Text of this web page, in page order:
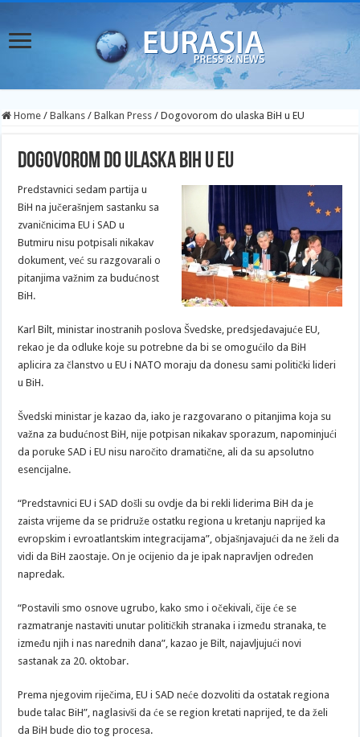
Home / Balkans / Balkan Press / Dogovorom do ulaska BiH u EU
Dogovorom do ulaska BiH u EU
Predstavnici sedam partija u
BiH na jučerašnjem sastanku sa
zvaničnicima EU i SAD u
Butmiru nisu potpisali nikakav
dokument, već su razgovarali o
pitanjima važnim za budućnost
BiH.
Karl Bilt, ministar inostranih poslova Švedske, predsjedavajuće EU,
rekao je da odluke koje su potrebne da bi se omogućilo da BiH
aplicira za članstvo u EU i NATO moraju da donesu sami politički lideri
u BiH.
Švedski ministar je kazao da, iako je razgovarano o pitanjima koja su
važna za budućnost BiH, nije potpisan nikakav sporazum, napominjući
da poruke SAD i EU nisu naročito dramatične, ali da su apsolutno
esencijalne.
“Predstavnici EU i SAD došli su ovdje da bi rekli liderima BiH da je
zaista vrijeme da se pridruže ostatku regiona u kretanju naprijed ka
evropskim i evroatlantskim integracijama”, objašnjavajući da ne želi da
vidi da BiH zaostaje. On je ocijenio da je ipak napravljen određen
napredak.
“Postavili smo osnove ugrubo, kako smo i očekivali, čije će se
razmatranje nastaviti unutar političkih stranaka i između stranaka, te
između njih i nas narednih dana”, kazao je Bilt, najavljujući novi
sastanak za 20. oktobar.
Prema njegovim riječima, EU i SAD neće dozvoliti da ostatak regiona
bude talac BiH”, naglasivši da će se region kretati naprijed, te da želi
da BiH bude dio tog procesa.